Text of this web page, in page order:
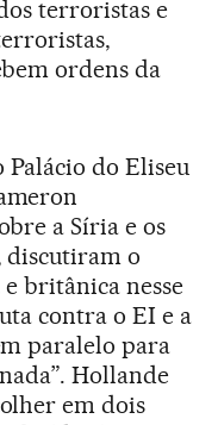
terroristas e
ordens da
Palácio do Eliseu
a Síria e os
discutiram o
e britânica nesse
contra o EI e a
paralelo para
Hollande
em dois